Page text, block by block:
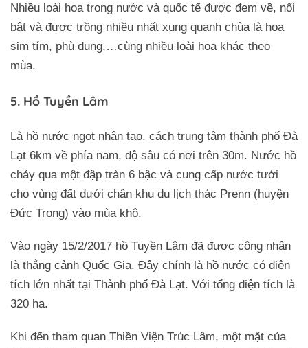
Nhiều loài hoa trong nước và quốc tế được đem về, nổi
bật và được trồng nhiều nhất xung quanh chùa là hoa
sim tím, phù dung,…cùng nhiều loài hoa khác theo
mùa.
5. Hồ Tuyền Lâm
Là hồ nước ngọt nhân tạo, cách trung tâm thành phố Đà
Lạt 6km về phía nam, độ sâu có nơi trên 30m. Nước hồ
chảy qua một đập tràn 6 bậc và cung cấp nước tưới
cho vùng đất dưới chân khu du lịch thác Prenn (huyện
Đức Trọng) vào mùa khô.
Vào ngày 15/2/2017 hồ Tuyền Lâm đã được công nhận
là thắng cảnh Quốc Gia. Đây chính là hồ nước có diện
tích lớn nhất tại Thành phố Đà Lạt. Với tổng diện tích là
320 ha.
Khi đến tham quan Thiền Viện Trúc Lâm, một mặt của